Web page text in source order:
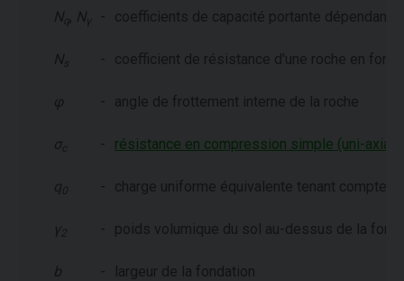
N q, Nγ - coefficients de capacité portante dépendant
Ns - coefficient de résistance d'une roche en
φ - angle de frottement interne de la roche
σ - résistance en compression simple (uni-
q - charge uniforme équivalente tenant compte
γ 2 - poids volumique du sol au-dessus de la
b - largeur de la fondation